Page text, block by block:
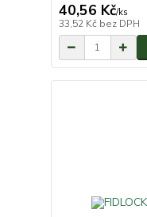
40,56 Kč/ks
33,52 Kč bez DPH